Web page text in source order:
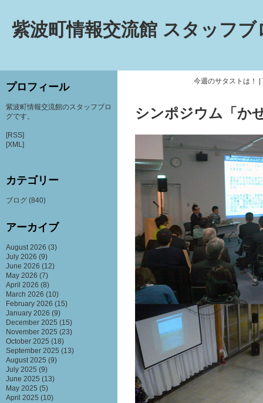
紫波町情報交流館 スタッフブ
今週のサタストは！
シンポジウム「か
プロフィール
紫波町情報交流館のスタッフブロ
グです。
[RSS]
[XML]
カテゴリー
ブログ (840)
アーカイブ
August 2026 (3)
July 2026 (9)
June 2026 (12)
May 2026 (7)
April 2026 (8)
March 2026 (10)
February 2026 (15)
January 2026 (9)
December 2025 (15)
November 2025 (23)
October 2025 (18)
September 2025 (13)
August 2025 (9)
July 2025 (9)
June 2025 (13)
May 2025 (5)
April 2025 (10)